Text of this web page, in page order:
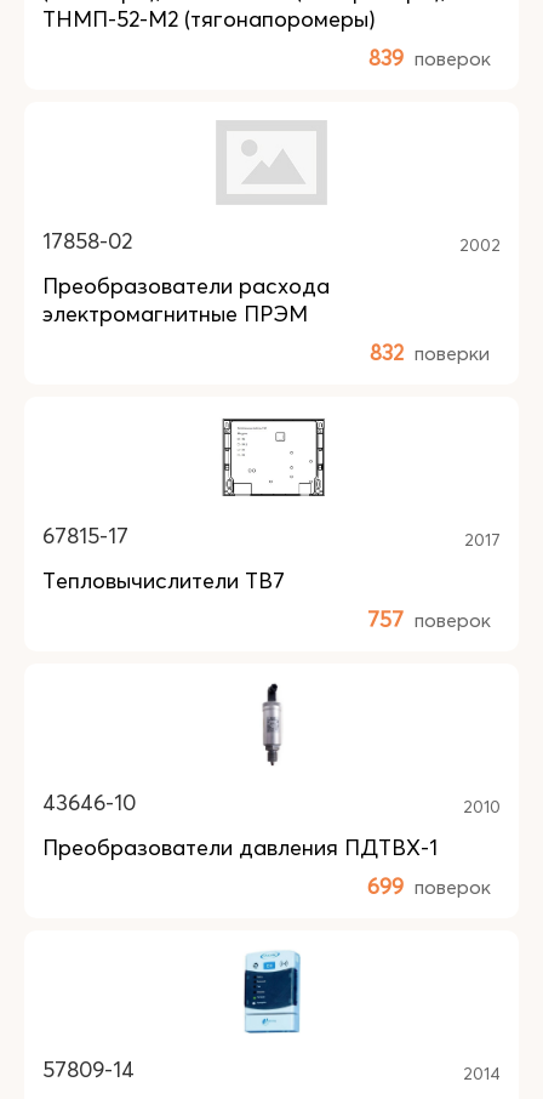
ТНМП-52-М2 (тягонапоромеры)
839 поверок
17858-02 2002
Преобразователи расхода
электромагнитные ПРЭМ
832 поверки
67815-17 2017
Тепловычислители ТВ7
757 поверок
43646-10 2010
Преобразователи давления ПДТВХ-1
699 поверок
57809-14 2014